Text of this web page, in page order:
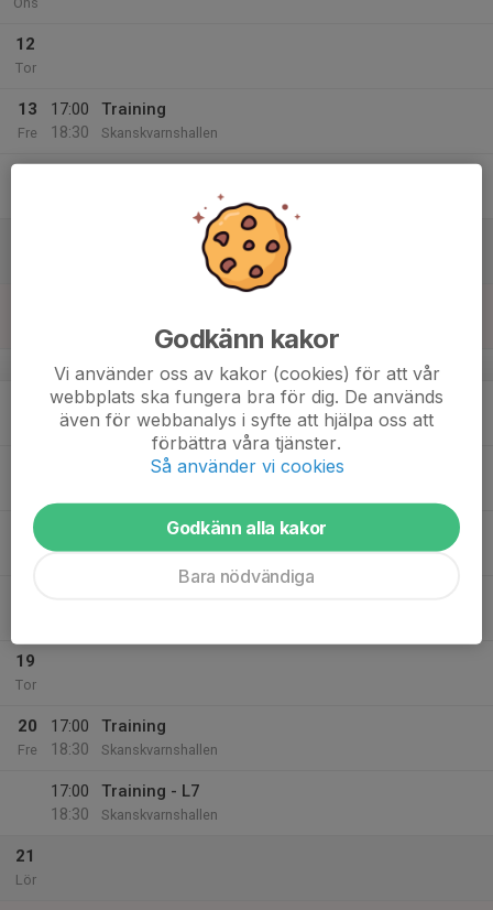
12
Tor
13
Fre
17:00
18:30
Training
Skanskvarnshallen
Skanskvarnshallen
v.38
Training - L7
18:30
Skanskvarnshallen
19
Tor
20
Fre
17:00
18:30
Training
Skanskvarnshallen
17:00
18:30
Training - L7
Skanskvarnshallen
21
Lör
Godkänn kakor
Vi använder oss av kakor (cookies) för att vår
webbplats ska fungera bra för dig. De används
även för webbanalys i syfte att hjälpa oss att
förbättra våra tjänster.
Så använder vi cookies
Godkänn alla kakor
Bara nödvändiga